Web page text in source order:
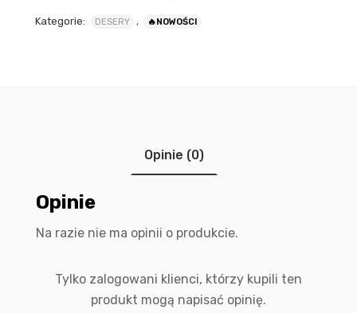
Kategorie: DESERY , 🔥NOWOŚCI
Opinie (0)
Opinie
Na razie nie ma opinii o produkcie.
Tylko zalogowani klienci, którzy kupili ten
produkt mogą napisać opinię.